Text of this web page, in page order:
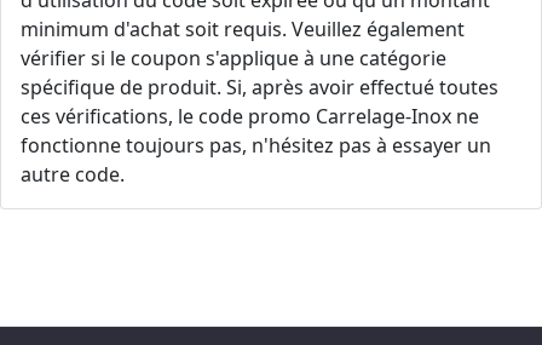
minimum d'achat soit requis. Veuillez également
vérifier si le coupon s'applique à une catégorie
spécifique de produit. Si, après avoir effectué toutes
ces vérifications, le code promo Carrelage-Inox ne
fonctionne toujours pas, n'hésitez pas à essayer un
autre code.